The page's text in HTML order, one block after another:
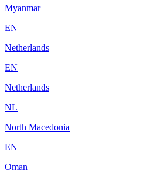
Myanmar
EN
Netherlands
EN
Netherlands
NL
North Macedonia
EN
Oman